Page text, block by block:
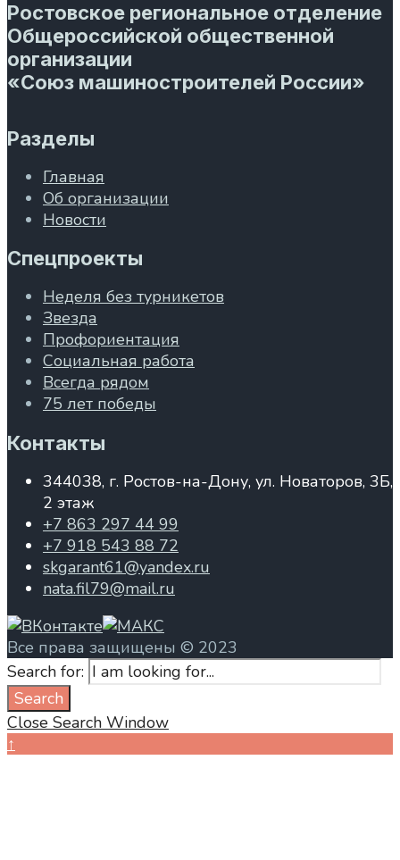
Ростовское региональное отделение
Общероссийской общественной
организации
«Союз машиностроителей России»
Разделы
Главная
Об организации
Новости
Спецпроекты
Неделя без турникетов
Звезда
Профориентация
Социальная работа
Всегда рядом
75 лет победы
Контакты
344038, г. Ростов-на-Дону, ул. Новаторов, 3Б,
2 этаж
+7 863 297 44 99
+7 918 543 88 72
skgarant61@yandex.ru
nata.fil79@mail.ru
Все права защищены © 2023
Search for:
Search
Close Search Window
↑